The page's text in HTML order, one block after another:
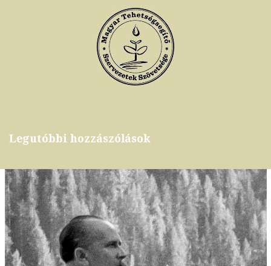
Legutóbbi hozzászólások